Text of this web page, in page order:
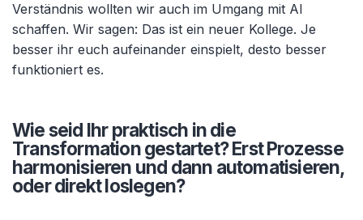
Verständnis wollten wir auch im Umgang mit AI
schaffen. Wir sagen: Das ist ein neuer Kollege. Je
besser ihr euch aufeinander einspielt, desto besser
funktioniert es.
Wie seid Ihr praktisch in die
Transformation gestartet? Erst Prozesse
harmonisieren und dann automatisieren,
oder direkt loslegen?